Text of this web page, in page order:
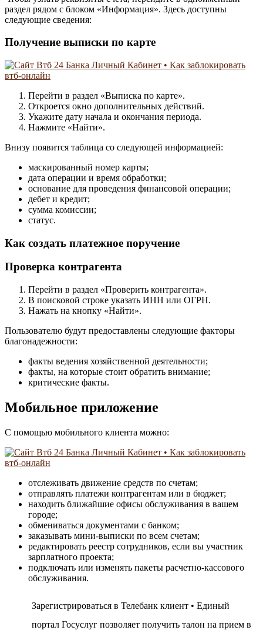
раздел рядом с блоком «Информация». Здесь доступны
следующие сведения:
Получение выписки по карте
Перейти в раздел «Выписка по карте».
Откроется окно дополнительных действий.
Укажите дату начала и окончания периода.
Нажмите «Найти».
Внизу появится таблица со следующей информацией:
маскированный номер карты;
дата операции и время обработки;
основание для проведения финансовой операции;
дебет и кредит;
сумма комиссии;
статус.
Как создать платежное поручение
Проверка контрагента
Перейти в раздел «Проверить контрагента».
В поисковой строке указать ИНН или ОГРН.
Нажать на кнопку «Найти».
Пользователю будут предоставлены следующие факторы
благонадежности:
факты ведения хозяйственной деятельности;
факты, на которые стоит обратить внимание;
критические факты.
Мобильное приложение
С помощью мобильного клиента можно:
отслеживать движение средств по счетам;
отправлять платежи контрагентам или в бюджет;
находить ближайшие офисы обслуживания в вашем
городе;
обмениваться документами с банком;
заказывать мини-выписки по всем счетам;
редактировать реестр сотрудников, если вы участник
зарплатного проекта;
подключать или изменять пакеты расчетно-кассового
обслуживания.
Зарегистрироваться в Телебанк клиент • Единый
портал Госуслуг позволяет получить талон на прием в